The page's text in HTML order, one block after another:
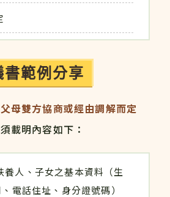
範例分享
母雙方協商或經由調解而定
載明內容如下：
養人、子女之基本資料（生
電話住址、身分證號碼）